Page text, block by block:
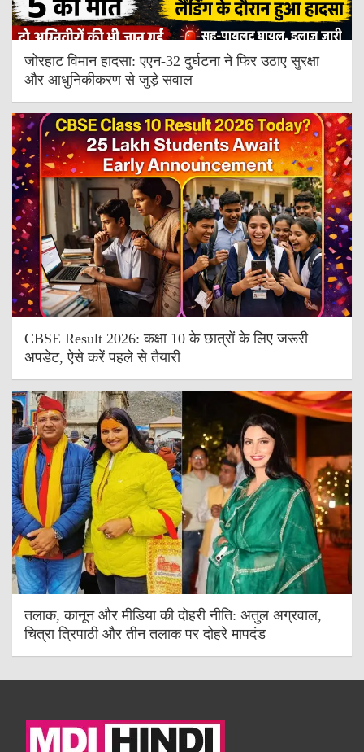
जोरहाट विमान हादसा: एएन-32 दुर्घटना ने फिर उठाए सुरक्षा
और आधुनिकीकरण से जुड़े सवाल
CBSE Result 2026: कक्षा 10 के छात्रों के लिए जरूरी
अपडेट, ऐसे करें पहले से तैयारी
तलाक, कानून और मीडिया की दोहरी नीति: अतुल अग्रवाल,
चित्रा त्रिपाठी और तीन तलाक पर दोहरे मापदंड